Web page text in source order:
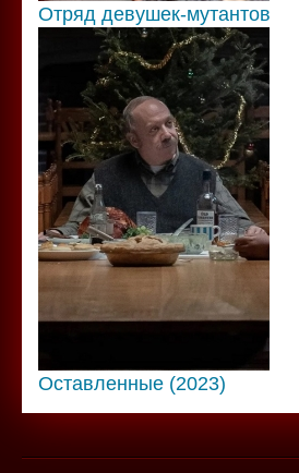
Отряд девушек-мутантов
Оставленные (2023)